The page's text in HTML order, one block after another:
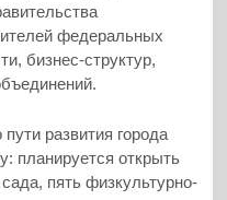
федеральных
бизнес-структур,
развития города
планируется открыть
пять физкультурно-